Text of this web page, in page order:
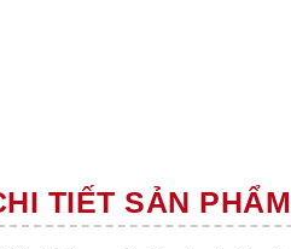
TIẾT SẢN PHẨM